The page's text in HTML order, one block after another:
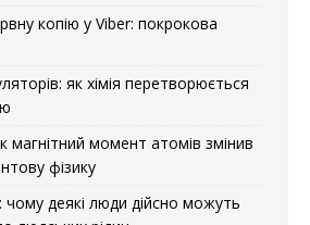
копію у Viber: покрокова
як хімія перетворюється
магнітний момент атомів змінив
фізику
чому деякі люди дійсно можуть